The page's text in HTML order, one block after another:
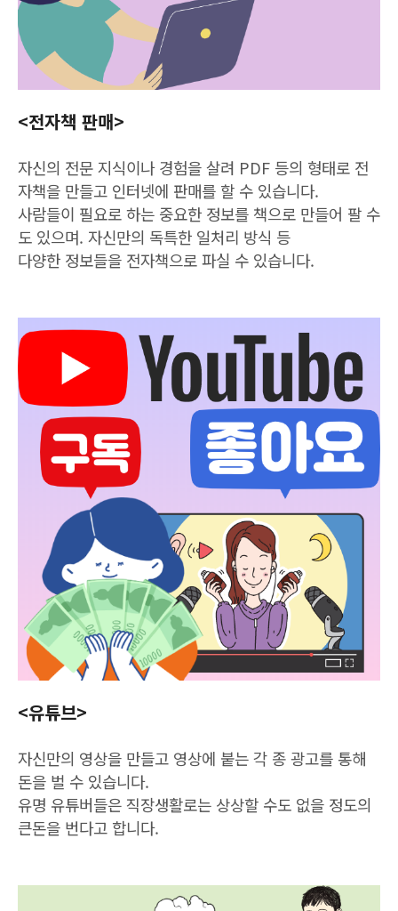
<전자책 판매>
자신의 전문 지식이나 경험을 살려 PDF 등의 형태로 전
자책을 만들고 인터넷에 판매를 할 수 있습니다.
사람들이 필요로 하는 중요한 정보를 책으로 만들어 팔 수
도 있으며. 자신만의 독특한 일처리 방식 등
다양한 정보들을 전자책으로 파실 수 있습니다.
<유튜브>
자신만의 영상을 만들고 영상에 붙는 각 종 광고를 통해
돈을 벌 수 있습니다.
유명 유튜버들은 직장생활로는 상상할 수도 없을 정도의
큰돈을 번다고 합니다.